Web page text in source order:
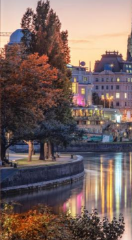
Untermenü
Untermenü
Untermenü